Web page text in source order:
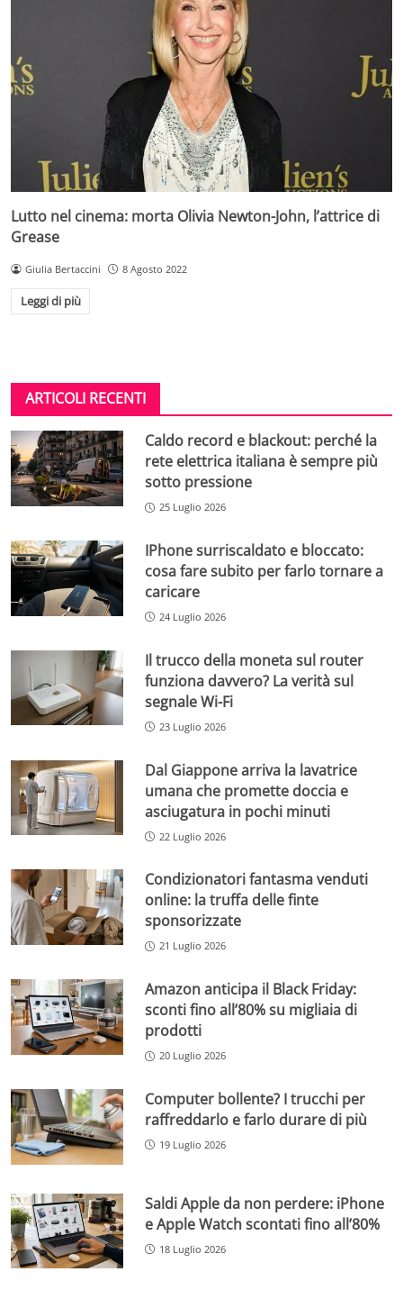
Lutto nel cinema: morta Olivia Newton-John, l’attrice di
Grease
Giulia Bertaccini 8 Agosto 2022
Leggi di più
ARTICOLI RECENTI
Caldo record e blackout: perché la
rete elettrica italiana è sempre più
sotto pressione
25 Luglio 2026
IPhone surriscaldato e bloccato:
cosa fare subito per farlo tornare a
caricare
24 Luglio 2026
Il trucco della moneta sul router
funziona davvero? La verità sul
segnale Wi-Fi
23 Luglio 2026
Dal Giappone arriva la lavatrice
umana che promette doccia e
asciugatura in pochi minuti
22 Luglio 2026
Condizionatori fantasma venduti
online: la truffa delle finte
sponsorizzate
21 Luglio 2026
Amazon anticipa il Black Friday:
sconti fino all’80% su migliaia di
prodotti
20 Luglio 2026
Computer bollente? I trucchi per
raffreddarlo e farlo durare di più
19 Luglio 2026
Saldi Apple da non perdere: iPhone
e Apple Watch scontati fino all’80%
18 Luglio 2026